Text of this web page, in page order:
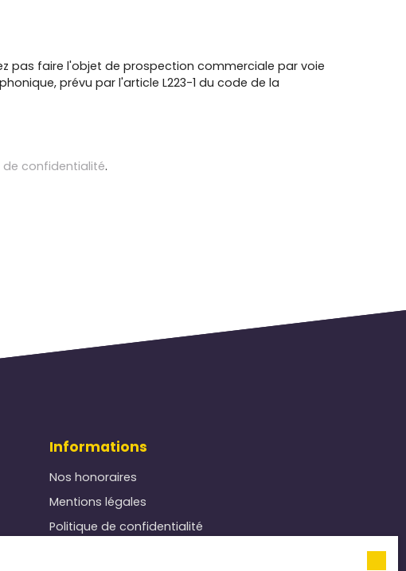
pas faire l'objet de prospection commerciale par voie
prévu par l'article L223-1 du code de la
confidentialité.
Informations
Nos honoraires
Mentions légales
Politique de confidentialité